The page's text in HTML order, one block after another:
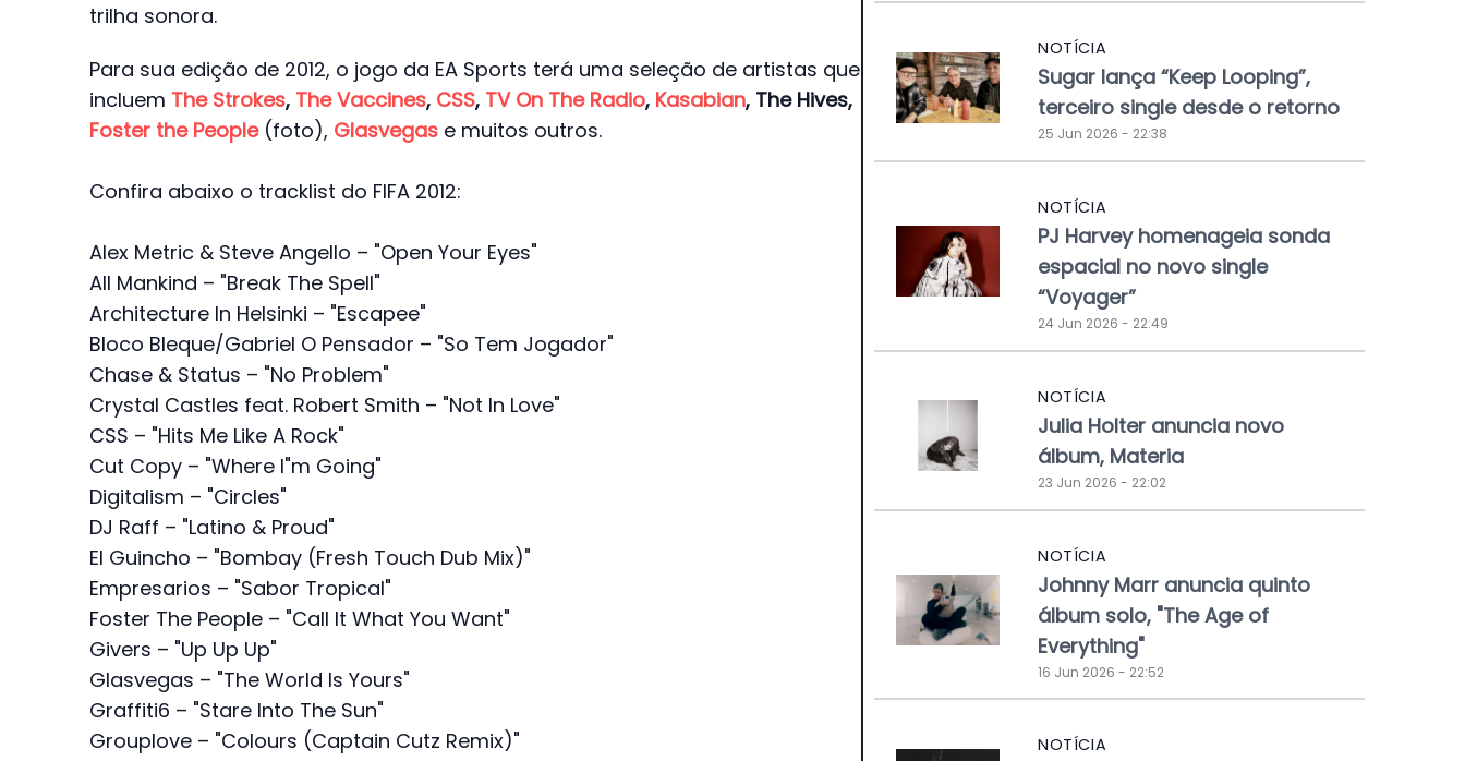
trilha sonora.
Para sua edição de 2012, o jogo da EA Sports terá uma seleção de artistas que
incluem The Strokes, The Vaccines, CSS, TV On The Radio, Kasabian, The Hives,
Foster the People (foto), Glasvegas e muitos outros.
Confira abaixo o tracklist do FIFA 2012:
Alex Metric & Steve Angello – "Open Your Eyes"
All Mankind – "Break The Spell"
Architecture In Helsinki – "Escapee"
Bloco Bleque/Gabriel O Pensador – "So Tem Jogador"
Chase & Status – "No Problem"
Crystal Castles feat. Robert Smith – "Not In Love"
CSS – "Hits Me Like A Rock"
Cut Copy – "Where I"m Going"
Digitalism – "Circles"
DJ Raff – "Latino & Proud"
El Guincho – "Bombay (Fresh Touch Dub Mix)"
Empresarios – "Sabor Tropical"
Foster The People – "Call It What You Want"
Givers – "Up Up Up"
Glasvegas – "The World Is Yours"
Graffiti6 – "Stare Into The Sun"
Grouplove – "Colours (Captain Cutz Remix)"
NOTÍCIA
Sugar lança “Keep Looping”,
terceiro single desde o retorno
25 Jun 2026 - 22:38
NOTÍCIA
PJ Harvey homenageia sonda
espacial no novo single
“Voyager”
24 Jun 2026 - 22:49
NOTÍCIA
Julia Holter anuncia novo
álbum, Materia
23 Jun 2026 - 22:02
NOTÍCIA
Johnny Marr anuncia quinto
álbum solo, "The Age of
Everything"
16 Jun 2026 - 22:52
NOTÍCIA